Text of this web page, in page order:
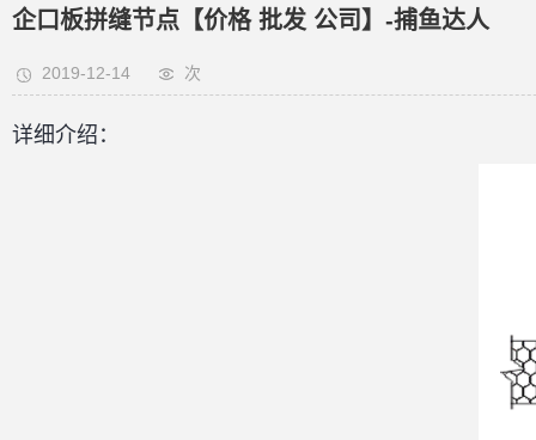
企口板拼缝节点【价格 批发 公司】-捕鱼达人
2019-12-14 次
详细介绍：